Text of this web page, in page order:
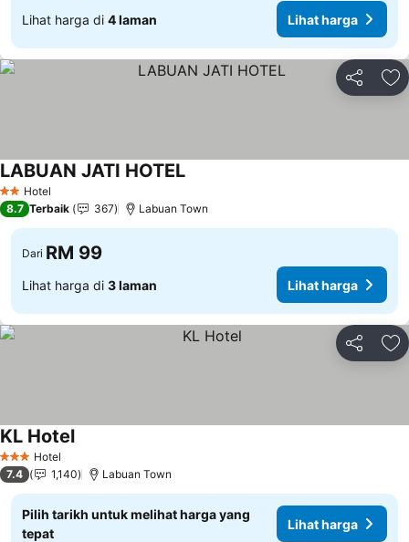
Lihat harga di 4 laman Lihat harga
Kongsi
2 Bintang
Hotel
LABUAN JATI HOTELLihat harga
8.7 Terbaik 367 Labuan Town
Dari RM 99
Lihat harga di 3 laman Lihat harga
Kongsi
3 BintangHotel
KL HotelLihat harga
7.4 1,140 Labuan Town
Pilih tarikh untuk melihat harga yang
tepat
Lihat harga